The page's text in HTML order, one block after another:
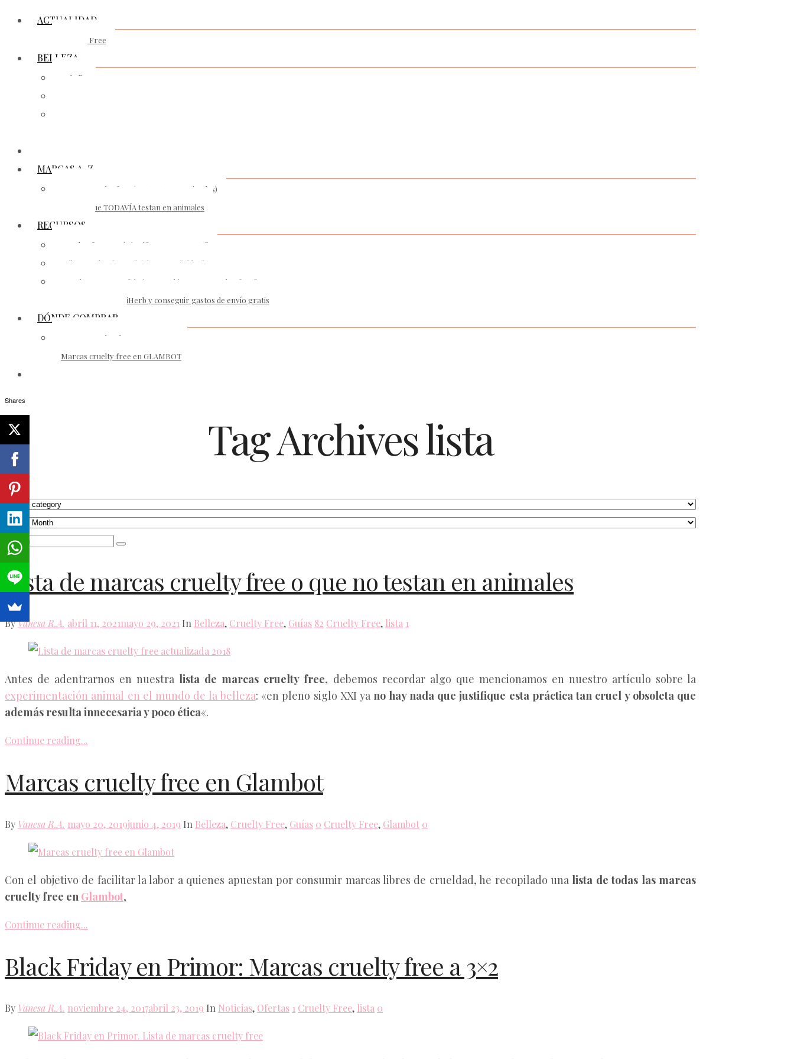
ACTUALIDAD
Cruelty Free
BELLEZA
Cabello
MARCAS A-Z
Marcas cruelty free (NO testan en animales)
Marcas que TODAVÍA testan en animales
RECURSOS
Cruelty-free ¿Qué significa exactamente?
Sellos cruelty-free oficiales, ¿son fiables?
¿Puede una marca fabricar en China y ser cruelty-free?
Cómo ahorrar en iHerb y conseguir gastos de envío gratis
DÓNDE COMPRAR
Marcas cruelty-free en AMAZON
Marcas cruelty free en GLAMBOT
Tag Archiveslista
Lista de marcas cruelty free o que no testan en animales
ByVanesa R.A. Posted
abril 11, 2021mayo 29, 2021 In Belleza, Cruelty Free, Guías 82 Cruelty Free, lista 1
Antes de adentrarnos en nuestra lista de marcas cruelty free, debemos recordar algo que mencionamos en nuestro artículo sobre la
experimentación animal en el mundo de la belleza: «en pleno siglo XXI ya no hay nada que justifique esta práctica tan cruel y obsoleta que
además resulta innecesaria y poco ética«.
Continue reading...
Marcas cruelty free en Glambot
By Vanesa R.A. Posted
mayo 20, 2019junio 4, 2019 In Belleza, Cruelty Free, Guías 0 Cruelty Free, Glambot 0
Con el objetivo de facilitar la labor a quienes apuestan por consumir marcas libres de crueldad, he recopilado una lista de todas las marcas
cruelty free en Glambot,
Continue reading...
Black Friday en Primor: Marcas cruelty free a 3×2
By Vanesa R.A. Posted
noviembre 24, 2017abril 23, 2019 In Noticias, Ofertas 1 Cruelty Free, lista 0
Shares